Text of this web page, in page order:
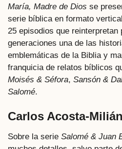
María, Madre de Dios se
serie bíblica en formato
25 episodios que reinterpretan
generaciones una de las
emblemáticas de la Biblia y
franquicia de relatos bíblicos
Moisés & Séfora, Sansón &
Salomé.
Carlos Acosta-
Sobre la serie Salomé & Juan